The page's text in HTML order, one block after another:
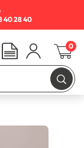
40 28 40
0